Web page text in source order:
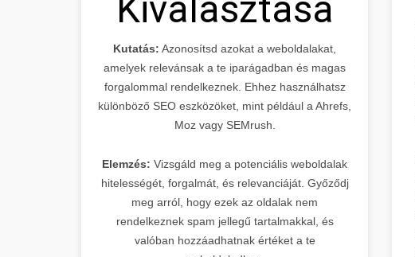
Kiválasztása
Kutatás: Azonosítsd azokat a weboldalakat,
amelyek relevánsak a te iparágadban és magas
forgalommal rendelkeznek. Ehhez használhatsz
különböző SEO eszközöket, mint például a Ahrefs,
Moz vagy SEMrush.
Elemzés: Vizsgáld meg a potenciális weboldalak
hitelességét, forgalmát, és relevanciáját. Győződj
meg arról, hogy ezek az oldalak nem
rendelkeznek spam jellegű tartalmakkal, és
valóban hozzáadhatnak értéket a te